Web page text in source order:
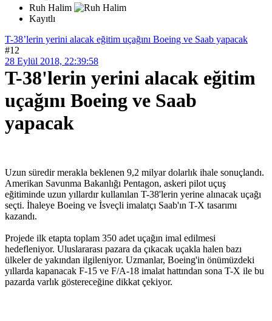
Ruh Halim
Kayıtlı
T-38’lerin yerini alacak eğitim uçağını Boeing ve Saab yapacak
#12
28 Eylül 2018, 22:39:58
T-38'lerin yerini alacak eğitim
uçağını Boeing ve Saab
yapacak
Uzun süredir merakla beklenen 9,2 milyar dolarlık ihale sonuçlandı.
Amerikan Savunma Bakanlığı Pentagon, askeri pilot uçuş
eğitiminde uzun yıllardır kullanılan T-38'lerin yerine alınacak uçağı
seçti. İhaleye Boeing ve İsveçli imalatçı Saab'ın T-X tasarımı
kazandı.
Projede ilk etapta toplam 350 adet uçağın imal edilmesi
hedefleniyor. Uluslararası pazara da çıkacak uçakla halen bazı
ülkeler de yakından ilgileniyor. Uzmanlar, Boeing'in önümüzdeki
yıllarda kapanacak F-15 ve F/A-18 imalat hattından sona T-X ile bu
pazarda varlık göstereceğine dikkat çekiyor.